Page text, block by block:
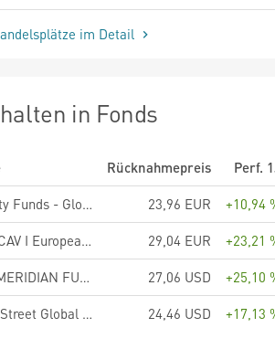
im Detail
in Fonds
Rücknahmepreis
Perf.
Fidelity Funds - Global Defensive Equity Fund A-MINCOME(G)-Euro
23,96 EUR
+10,94
AB SICAV I European Equity Portfolio Class A
29,04 EUR
+23,21
MFS MERIDIAN FUNDS - GLOBAL EQUITY INCOME FUND - Klasse W1 USD
27,06 USD
+25,10
State Street Global Screened Defensive Equity Fund - I USD
24,46 USD +17,13